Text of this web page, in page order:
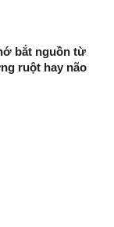
bắt nguồn từ
ruột hay não